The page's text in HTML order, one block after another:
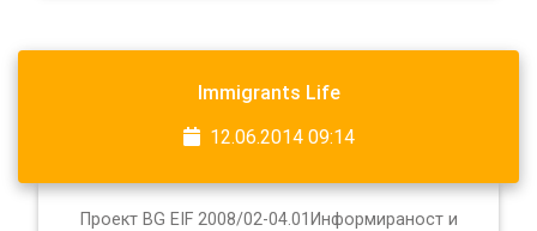
Immigrants Life
12.06.2014 09:14
Проект BG EIF 2008/02-04.01Информираност и